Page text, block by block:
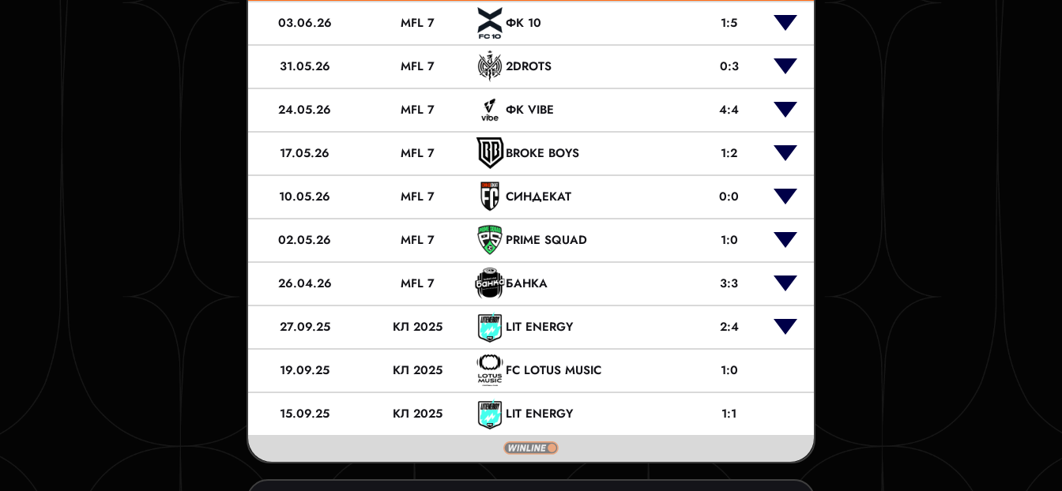
03.06.26 MFL 7 ФК 10 1:5
31.05.26 MFL 7 2DROTS 0:3
24.05.26 MFL 7 ФК VIBE 4:4
17.05.26 MFL 7 BROKE BOYS 1:2
10.05.26 MFL 7 СИНДЕКАТ 0:0
02.05.26 MFL 7 PRIME SQUAD 1:0
26.04.26 MFL 7 БАНКА 3:3
27.09.25 КЛ 2025 LIT ENERGY 2:4
19.09.25 КЛ 2025 FC LOTUS MUSIC 1:0
15.09.25 КЛ 2025 LIT ENERGY 1:1